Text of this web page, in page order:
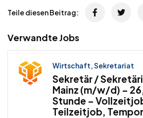
Teile diesen Beitrag:
Verwandte Jobs
Wirtschaft, Sekretariat
Sekretär /
Mainz (m/w/d) –
Stunde –
Teilzeitjob,